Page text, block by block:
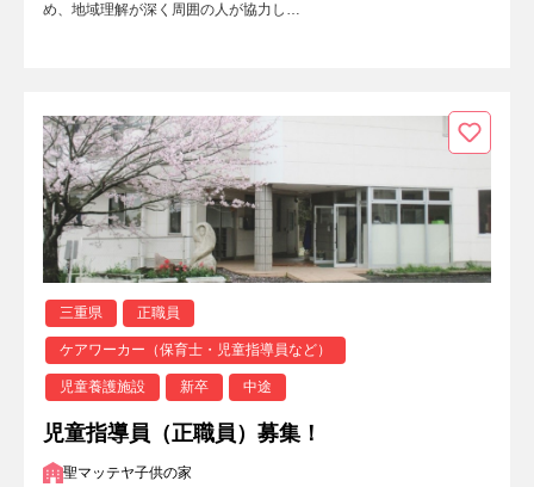
め、地域理解が深く周囲の人が協力し…
三重県 正職員
ケアワーカー（保育士・児童指導員など）
児童養護施設 新卒 中途
児童指導員（正職員）募集！
聖マッテヤ子供の家